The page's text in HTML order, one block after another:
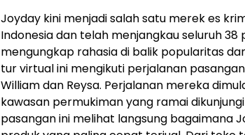
Joyday kini menjadi salah satu merek es
Indonesia dan telah menjangkau seluruh 38
mengungkap rahasia di balik popularitas
tur virtual ini mengikuti perjalanan
William dan Reysa. Perjalanan mereka
kawasan permukiman yang ramai
pasangan ini melihat langsung bagaimana